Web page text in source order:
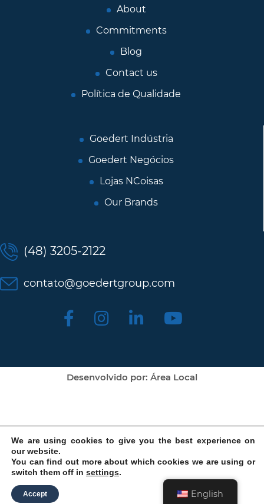
About
Commitments
Blog
Contact us
Política de Qualidade
Goedert Indústria
Goedert Negócios
Lojas NCoisas
Our Brands
(48) 3205-2122
contato@goedertgroup.com
Desenvolvido por: Área Local
English
We are using cookies to give you the best experience on
our website.
You can find out more about which cookies we are using or
switch them off in settings.
Accept